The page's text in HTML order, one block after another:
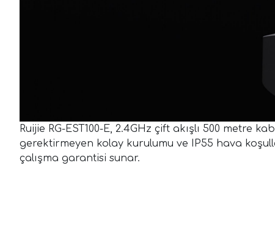
Ruijie RG-EST100-E, 2.4GHz çift akışlı 500 metre
gerektirmeyen kolay kurulumu ve IP55 hava
çalışma garantisi sunar.